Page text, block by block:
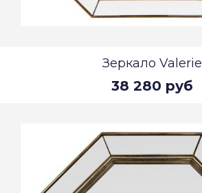
Зеркало Valerie
38 280 руб